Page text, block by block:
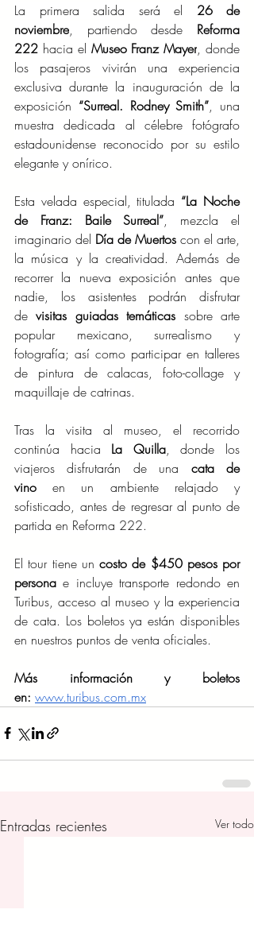
La primera salida será el 26 de
noviembre, partiendo desde Reforma
222 hacia el Museo Franz Mayer, donde
los pasajeros vivirán una experiencia
exclusiva durante la inauguración de la
exposición “Surreal. Rodney Smith”, una
muestra dedicada al célebre fotógrafo
estadounidense reconocido por su estilo
elegante y onírico.
Esta velada especial, titulada “La Noche
de Franz: Baile Surreal”, mezcla el
imaginario del Día de Muertos con el arte,
la música y la creatividad. Además de
recorrer la nueva exposición antes que
nadie, los asistentes podrán disfrutar
de visitas guiadas temáticas sobre arte
popular mexicano, surrealismo y
fotografía; así como participar en talleres
de pintura de calacas, foto-collage y
maquillaje de catrinas.
Tras la visita al museo, el recorrido
continúa hacia La Quilla, donde los
viajeros disfrutarán de una cata de
vino en un ambiente relajado y
sofisticado, antes de regresar al punto de
partida en Reforma 222.
El tour tiene un costo de $450 pesos por
persona e incluye transporte redondo en
Turibus, acceso al museo y la experiencia
de cata. Los boletos ya están disponibles
en nuestros puntos de venta oficiales.
Más información y boletos
en: www.turibus.com.mx
Entradas recientes Ver todo